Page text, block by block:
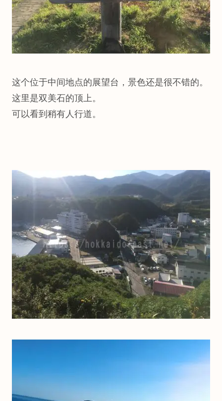
这个位于中间地点的展望台，景色还是很不错的。
这里是双美石的顶上。
可以看到稍有人行道。